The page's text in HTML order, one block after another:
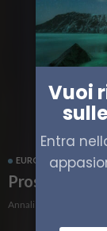
EUROPA
Prospettiva
Annalisa Gozzi
Vuoi
Entra